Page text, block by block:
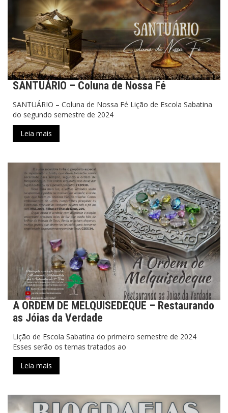
SANTUÁRIO – Coluna de Nossa Fé
SANTUÁRIO – Coluna de Nossa Fé Lição de Escola Sabatina
do segundo semestre de 2024
Leia mais
A ORDEM DE MELQUISEDEQUE – Restaurando
as Jóias da Verdade
Lição de Escola Sabatina do primeiro semestre de 2024
Esses serão os temas tratados ao
Leia mais